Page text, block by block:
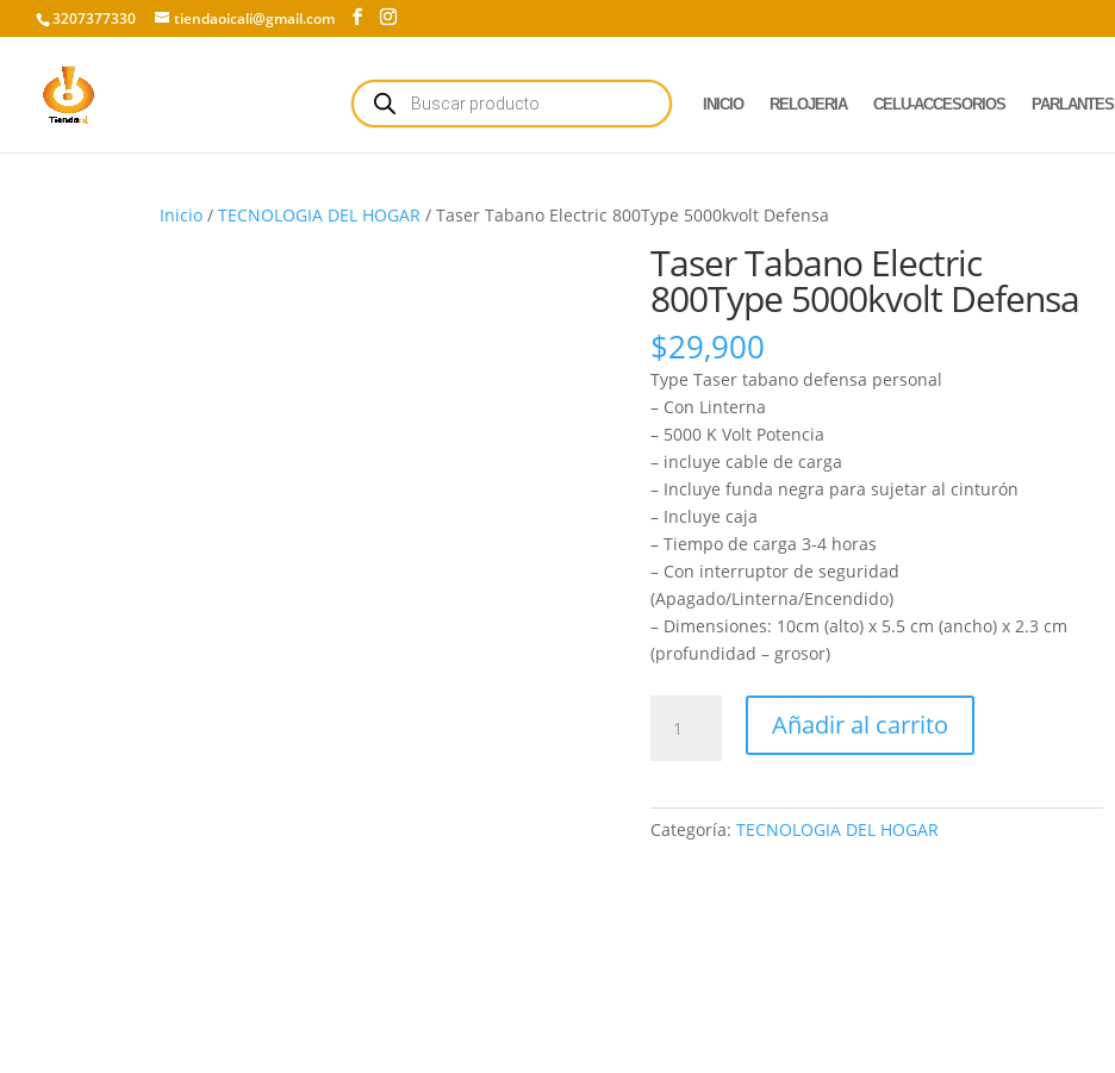
3207377330 tiendaoicali@gmail.com
Búsqueda
de
productos
INICIO RELOJERIA CELU-ACCESORIOS PARLANTES
Inicio /TECNOLOGIA DEL HOGAR / Taser Tabano Electric 800Type 5000kvolt Defensa
Taser Tabano Electric
800Type 5000kvolt Defensa
$29,900
Type Taser tabano defensa personal
– Con Linterna
– 5000 K Volt Potencia
– incluye cable de carga
– Incluye funda negra para sujetar al cinturón
– Incluye caja
– Tiempo de carga 3-4 horas
– Con interruptor de seguridad
(Apagado/Linterna/Encendido)
– Dimensiones: 10cm (alto) x 5.5 cm (ancho) x 2.3 cm
(profundidad – grosor)
Tabano
5000kvolt
Defensa
Añadir al carrito
Categoría:TECNOLOGIA DEL HOGAR